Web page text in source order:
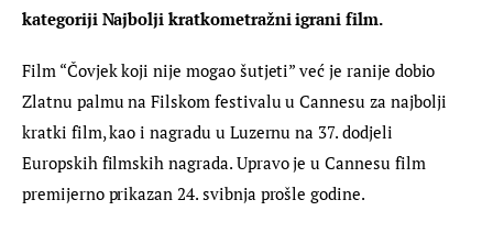
kategoriji Najbolji kratkometražni igrani film.
Film “Čovjek koji nije mogao šutjeti” već je ranije dobio
Zlatnu palmu na Filskom festivalu u Cannesu za najbolji
kratki film, kao i nagradu u Luzernu na 37. dodjeli
Europskih filmskih nagrada. Upravo je u Cannesu film
premijerno prikazan 24. svibnja prošle godine.